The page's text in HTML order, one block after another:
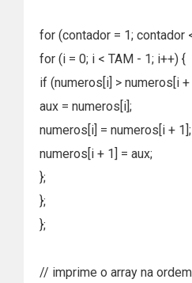
for (contador = 1; contador
for (i = 0; i < TAM - 1; i++) {
if (numeros[i] > numeros[i +
aux = numeros[i];
numeros[i] = numeros[i + 1];
numeros[i + 1] = aux;
};
};
};
// imprime o array na